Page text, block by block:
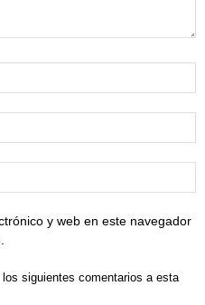
y web en este navegador
siguientes comentarios a esta